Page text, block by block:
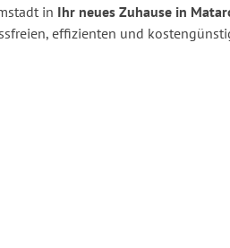
in Ihr neues Zuhause in
effizienten und